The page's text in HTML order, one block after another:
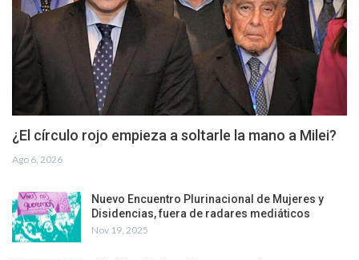
¿El círculo rojo empieza a soltarle la mano a Milei?
Ago 6, 2026
Nuevo Encuentro Plurinacional de Mujeres y
Disidencias, fuera de radares mediáticos
Nov 19, 2025